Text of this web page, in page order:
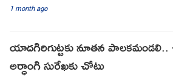
1 month ago
యాదగిరిగుట్టకు నూతన
అర్ధాంగి సురేఖకు చోటు